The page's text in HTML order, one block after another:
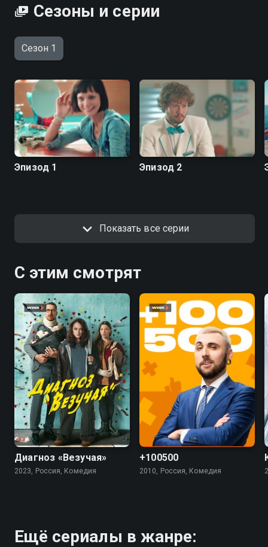
Сезоны и серии
Сезон 1
Эпизод 1 Эпизод 2
Показать все серии
С этим смотрят
7.4
Диагноз «Везучая»
2023, Россия, Комедия
5.5 4.5
+100500
2010, Россия, Комедия
Ещё сериалы в жанре: